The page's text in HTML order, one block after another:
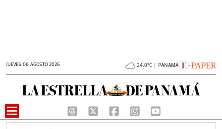
JUEVES 06 AGOSTO 2026 24.0°C | PANAMÁ